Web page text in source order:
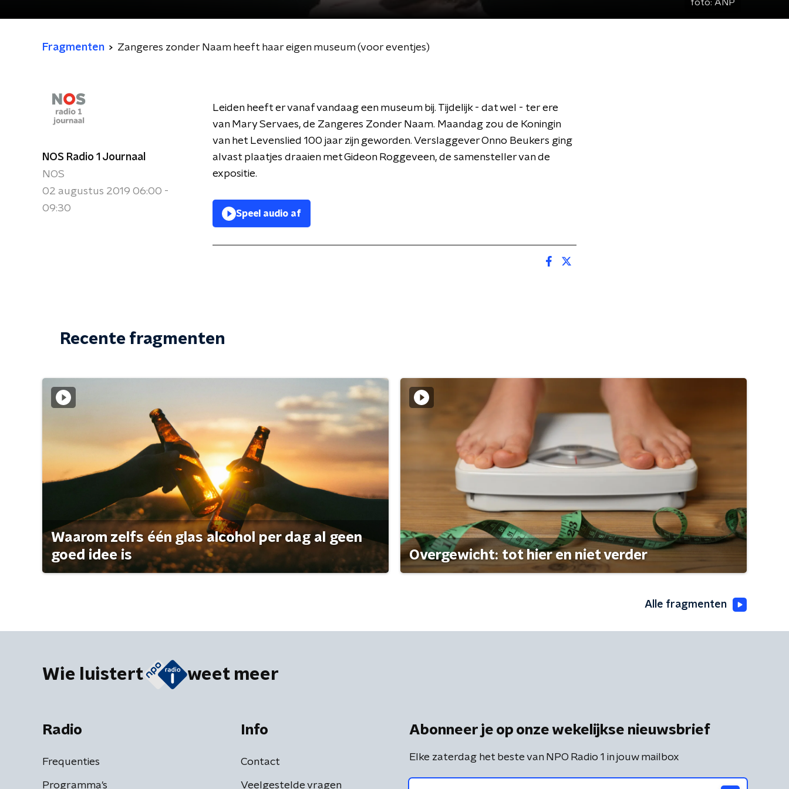
foto: ANP
Fragmenten Zangeres zonder Naam heeft haar eigen museum (voor eventjes)
NOS Radio 1 Journaal
NOS
02 augustus 2019 06:00 -
09:30
Leiden heeft er vanaf vandaag een museum bij. Tijdelijk - dat wel - ter ere
van Mary Servaes, de Zangeres Zonder Naam. Maandag zou de Koningin
van het Levenslied 100 jaar zijn geworden. Verslaggever Onno Beukers ging
alvast plaatjes draaien met Gideon Roggeveen, de samensteller van de
expositie.
Speel audio af
Recente fragmenten
Waarom zelfs één glas alcohol per dag al geen
goed idee is
Overgewicht: tot hier en niet verder
Alle fragmenten
Wie luistert weet meer
Radio
Frequenties
Programma's
Info
Contact
Veelgestelde vragen
Abonneer je op onze wekelijkse nieuwsbrief
Elke zaterdag het beste van NPO Radio 1 in jouw mailbox